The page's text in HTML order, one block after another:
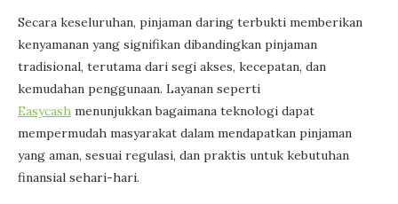
Secara keseluruhan, pinjaman daring terbukti memberikan
kenyamanan yang signifikan dibandingkan pinjaman
tradisional, terutama dari segi akses, kecepatan, dan
kemudahan penggunaan. Layanan seperti
Easycash menunjukkan bagaimana teknologi dapat
mempermudah masyarakat dalam mendapatkan pinjaman
yang aman, sesuai regulasi, dan praktis untuk kebutuhan
finansial sehari-hari.